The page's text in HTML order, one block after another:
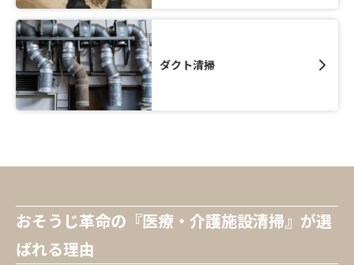
ダクト清掃
おそうじ革命の『医療・介護施設清掃』が選
ばれる理由